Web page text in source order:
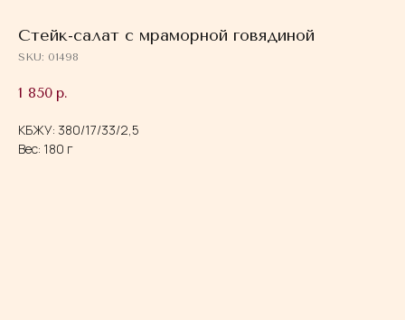
Стейк-салат с мраморной говядиной
SKU: 01498
1 850 р.
КБЖУ: 380/17/33/2,5
Вес: 180 г